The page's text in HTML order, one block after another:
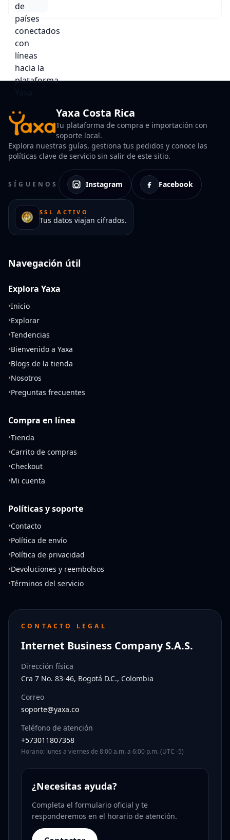
Yaxa Costa Rica
Tu plataforma de compra e importación con
soporte local.
Explora nuestras guías, gestiona tus pedidos y conoce las
políticas clave de servicio sin salir de este sitio.
SÍGUENOS Instagram Facebook
SSL ACTIVO
Tus datos viajan cifrados.
Navegación útil
Explora Yaxa
•Inicio
•Explorar
•Tendencias
•Bienvenido a Yaxa
•Blogs de la tienda
•Nosotros
•Preguntas frecuentes
Compra en línea
•Tienda
•Carrito de compras
•Checkout
•Mi cuenta
Políticas y soporte
•Contacto
•Política de envío
•Política de privacidad
•Devoluciones y reembolsos
•Términos del servicio
CONTACTO LEGAL
Internet Business Company S.A.S.
Dirección física
Cra 7 No. 83-46, Bogotá D.C., Colombia
Correo
soporte@yaxa.co
Teléfono de atención
+573011807358
Horario: lunes a viernes de 8:00 a.m. a 6:00 p.m. (UTC -5)
¿Necesitas ayuda?
Completa el formulario oficial y te
responderemos en el horario de atención.